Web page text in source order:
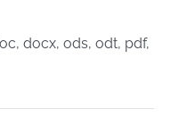
docx, ods, odt, pdf,